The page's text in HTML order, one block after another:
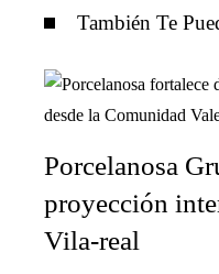
También Te
Porcelanosa
proyección
Vila-real